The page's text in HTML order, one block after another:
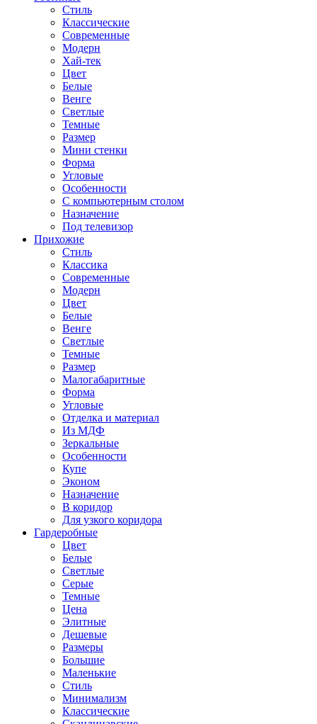
Стиль
Классические
Современные
Модерн
Хай-тек
Цвет
Белые
Венге
Светлые
Темные
Размер
Мини стенки
Форма
Угловые
Особенности
С компьютерным столом
Назначение
Под телевизор
Прихожие
Стиль
Классика
Современные
Модерн
Цвет
Белые
Венге
Светлые
Темные
Размер
Малогабаритные
Форма
Угловые
Отделка и материал
Из МДФ
Зеркальные
Особенности
Купе
Эконом
Назначение
В коридор
Для узкого коридора
Гардеробные
Цвет
Белые
Светлые
Серые
Темные
Цена
Элитные
Дешевые
Размеры
Большие
Маленькие
Стиль
Минимализм
Классические